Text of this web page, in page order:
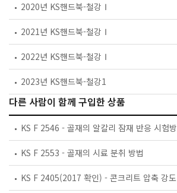
2020년 KS핸드북-철강Ⅰ
2021년 KS핸드북-철강Ⅰ
2022년 KS핸드북-철강Ⅰ
2023년 KS핸드북-철강1
다른 사람이 함께 구입한 상품
KS F 2553 - 골재의 시료 분취 방법
KS F 2405(2017 확인) - 콘크리트 압축 강